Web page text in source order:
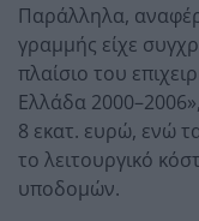
Παράλληλα,
γραμμής είχε
πλαίσιο του
Ελλάδα
8 εκατ. ευρώ, ενώ
το λειτουργικό
υποδομών.